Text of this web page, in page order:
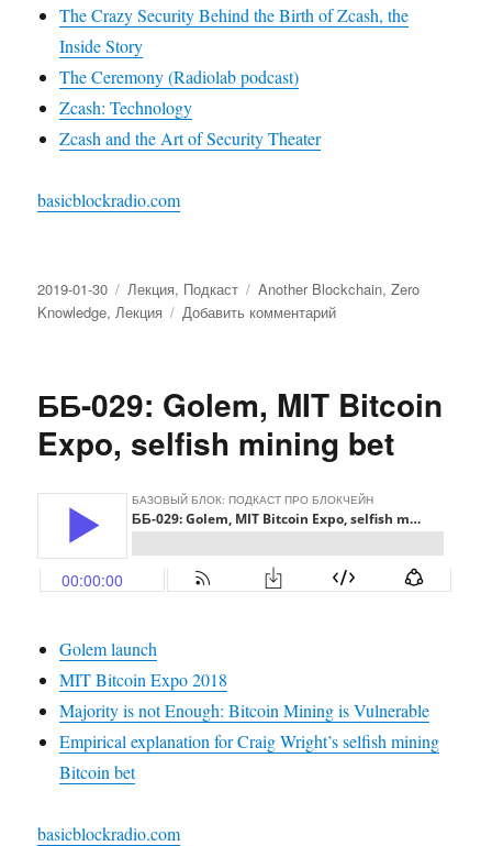
The Crazy Security Behind the Birth of Zcash, the
Inside Story
The Ceremony (Radiolab podcast)
Zcash: Technology
Zcash and the Art of Security Theater
basicblockradio.com
Опубликовано
2019-01-30 Рубрики
Лекция, Подкаст Метки
Another Blockchain,Zero
Knowledge,Лекция Добавить комментарий
Zcash
ББ-029: Golem, MIT Bitcoin
Expo, selfish mining bet
Golem launch
MIT Bitcoin Expo 2018
Majority is not Enough: Bitcoin Mining is Vulnerable
Empirical explanation for Craig Wright’s selfish mining
Bitcoin bet
basicblockradio.com